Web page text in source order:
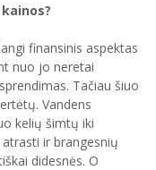
finansinis aspektas
nuo jo neretai
Tačiau šiuo
Vandens
kelių šimtų iki
ir brangesnių
didesnės. O